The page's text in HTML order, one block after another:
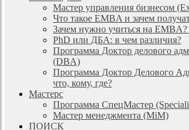
Мастер управления бизнесом
Что такое EMBA и зачем
Зачем нужно учиться на EMBA?
PhD или ДБА: в чем различия?
Программа Доктор делового
(DBА)
Программа Доктор Делового
что, кому, где?
Мастерс
Программа СпецМастер
Мастер менеджмента (MiM)
ПОИСК